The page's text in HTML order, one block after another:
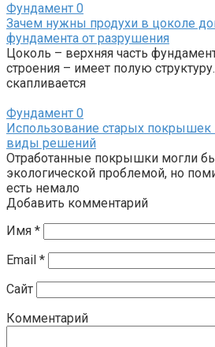
Фундамент 0
Зачем нужны продухи в цоколе
фундамента от разрушения
Цоколь – верхняя часть
строения – имеет полую
скапливается
Фундамент 0
Использование старых покрышек
виды решений
Отработанные покрышки могли бы
экологической проблемой, но
есть немало
Добавить комментарий
Имя *
Email *
Сайт
Комментарий